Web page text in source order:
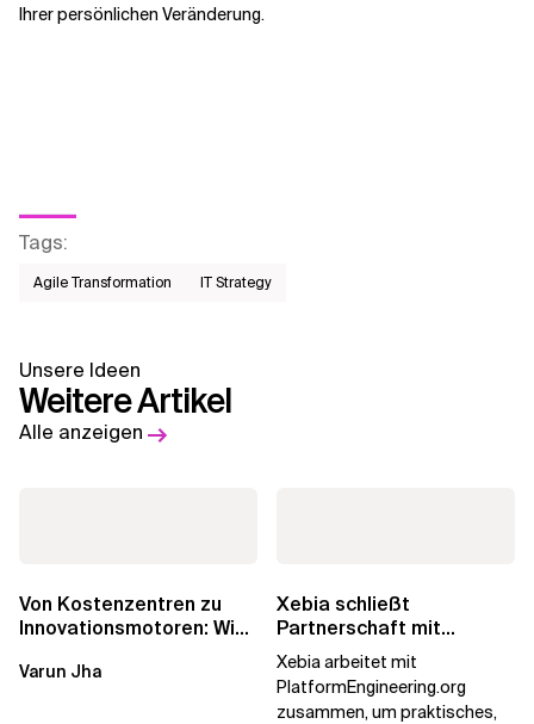
Ihrer persönlichen Veränderung.
Tags:
Agile Transformation IT Strategy
Unsere Ideen
Weitere Artikel
Alle anzeigen
Von Kostenzentren zu
Innovationsmotoren: Wie
umgeschrieben...
Varun Jha
Xebia schließt
Partnerschaft mit
PlatformEngineering.org
Xebia arbeitet mit
PlatformEngineering.org
zusammen, um praktisches,